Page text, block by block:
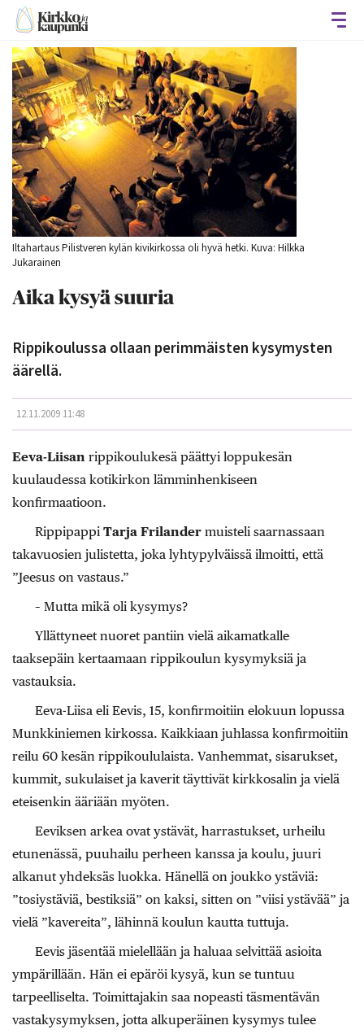
Iltahartaus Pilistveren kylän kivikirkossa oli hyvä hetki. Kuva: Hilkka
Jukarainen
Aika kysyä suuria
Rippikoulussa ollaan perimmäisten kysymysten
äärellä.
12.11.2009 11:48
Eeva-Liisan rippikoulukesä päättyi loppukesän
kuulaudessa kotikirkon lämminhenkiseen
konfirmaatioon.
Rippipappi Tarja Frilander muisteli saarnassaan
takavuosien julistetta, joka lyhtypylväissä ilmoitti, että
”Jeesus on vastaus.”
– Mutta mikä oli kysymys?
Yllättyneet nuoret pantiin vielä aikamatkalle
taaksepäin kertaamaan rippikoulun kysymyksiä ja
vastauksia.
Eeva-Liisa eli Eevis, 15, konfirmoitiin elokuun lopussa
Munkkiniemen kirkossa. Kaikkiaan juhlassa konfirmoitiin
reilu 60 kesän rippikoululaista. Vanhemmat, sisarukset,
kummit, sukulaiset ja kaverit täyttivät kirkkosalin ja vielä
eteisenkin ääriään myöten.
Eeviksen arkea ovat ystävät, harrastukset, urheilu
etunenässä, puuhailu perheen kanssa ja koulu, juuri
alkanut yhdeksäs luokka. Hänellä on joukko ystäviä:
”tosiystäviä, bestiksiä” on kaksi, sitten on ”viisi ystävää” ja
vielä ”kavereita”, lähinnä koulun kautta tuttuja.
Eevis jäsentää mielellään ja haluaa selvittää asioita
ympärillään. Hän ei epäröi kysyä, kun se tuntuu
tarpeelliselta. Toimittajakin saa nopeasti täsmentävän
vastakysymyksen, jotta alkuperäinen kysymys tulee